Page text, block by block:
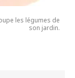
les légumes de
son jardin.